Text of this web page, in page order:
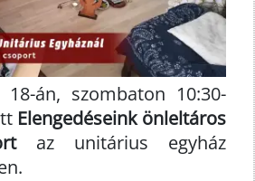
án, szombaton 10:30-
Elengedéseink önleltáros
az unitárius egyház